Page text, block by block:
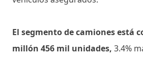
El segmento de camiones está
millón 456 mil unidades, 3.4%